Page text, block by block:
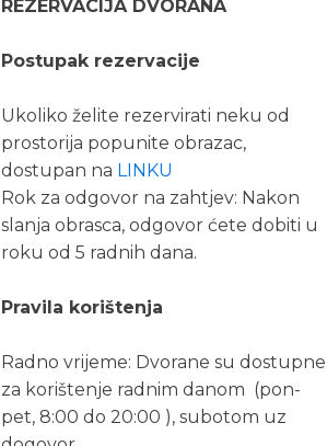
REZERVACIJA DVORANA
Postupak rezervacije
Ukoliko želite rezervirati neku od
prostorija popunite obrazac,
dostupan na LINKU
Rok za odgovor na zahtjev: Nakon
slanja obrasca, odgovor ćete dobiti u
roku od 5 radnih dana.
Pravila korištenja
Radno vrijeme: Dvorane su dostupne
za korištenje radnim danom (pon-
pet, 8:00 do 20:00 ), subotom uz